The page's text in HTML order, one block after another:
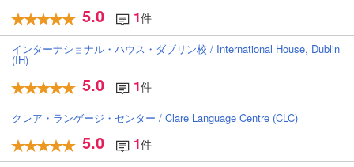
5.0 1件
インターナショナル・ハウス・ダブリン校 / International House, Dublin
(IH)
5.0 1件
クレア・ランゲージ・センター / Clare Language Centre (CLC)
5.0 1件